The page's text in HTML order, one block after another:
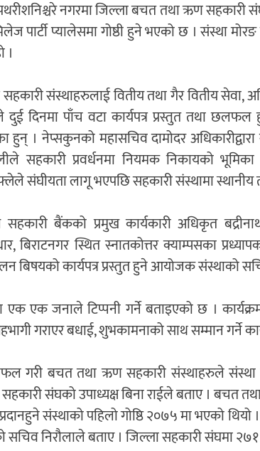
नगरमा जिल्ला बचत तथा ऋण सहकारी
पार्टी प्यालेसमा गोष्ठी हुने भएको छ । संस्था
।
संस्थाहरुलाई वितीय तथा गैर वितीय सेवा,
दिनमा पाँच वटा कार्यपत्र प्रस्तुत तथा
हुन् । नेप्सकुनको महासचिव दामोदर
सहकारी प्रवर्धनमा नियमक निकायको
संघीयता लागू भएपछि सहकारी संस्थामा स्थानीय
सहकारी बैंकको प्रमुख कार्यकारी अधिकृत
बिराटनगर स्थित स्नातकोत्तर क्याम्पसका
बिषयको कार्यपत्र प्रस्तुत हुने आयोजक संस्थाको
एक एक जनाले टिप्पनी गर्ने बताइएको छ ।
गराएर बधाई, शुभकामनाको साथ सम्मान गर्ने
गरी बचत तथा ऋण सहकारी संस्थाहरुले
संघको उपाध्यक्ष बिना राईले बताए । बचत
संस्थाको पहिलो गोष्ठि २०७५ मा भएको
सचिव निरौलाले बताए । जिल्ला सहकारी संघमा